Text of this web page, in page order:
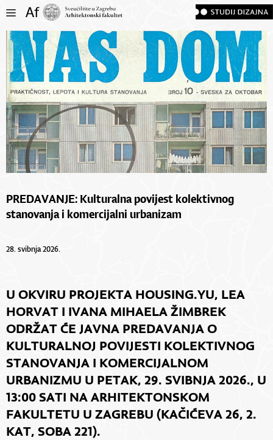
PREDAVANJE: Kulturalna povijest kolektivnog
stanovanja i komercijalni urbanizam
28. svibnja 2026.
U OKVIRU PROJEKTA HOUSING.YU, LEA
HORVAT I IVANA MIHAELA ŽIMBREK
ODRŽAT ĆE JAVNA PREDAVANJA O
KULTURALNOJ POVIJESTI KOLEKTIVNOG
STANOVANJA I KOMERCIJALNOM
URBANIZMU U PETAK, 29. SVIBNJA 2026., U
13:00 SATI NA ARHITEKTONSKOM
FAKULTETU U ZAGREBU (KAČIĆEVA 26, 2.
KAT, SOBA 221).